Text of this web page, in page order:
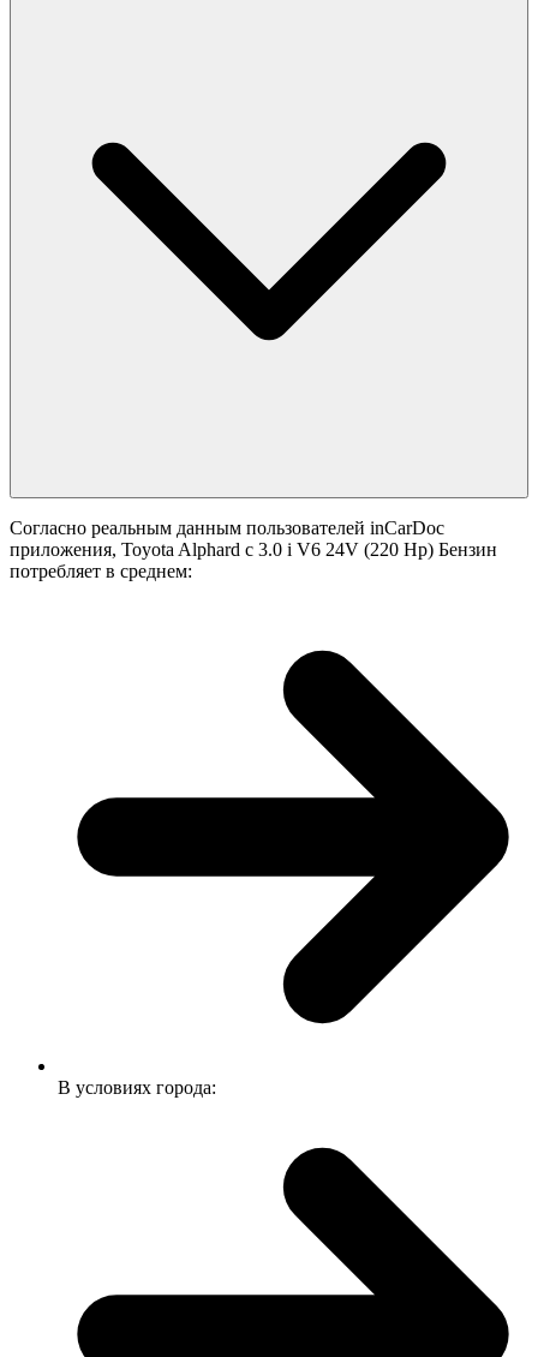
Согласно реальным данным пользователей inCarDoc
приложения, Toyota Alphard с 3.0 i V6 24V (220 Hp) Бензин
потребляет в среднем:
В условиях города: